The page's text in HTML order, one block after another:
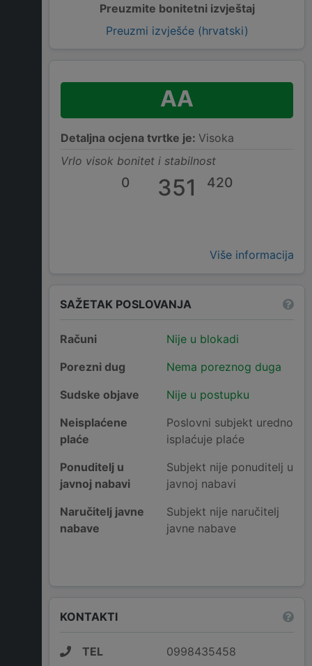
Preuzmite bonitetni izvještaj
Preuzmi izvješće (hrvatski)
AA
Detaljna ocjena tvrtke je: Visoka
Vrlo visok bonitet i stabilnost
0 351 420
Više informacija
SAŽETAK POSLOVANJA
Računi
Nije u blokadi
Porezni dug
Nema poreznog duga
Sudske objave
Nije u postupku
Neisplaćene
plaće
Poslovni subjekt uredno
isplaćuje plaće
Ponuditelj u
javnoj nabavi
Subjekt nije ponuditelj u
javnoj nabavi
Naručitelj javne
nabave
Subjekt nije naručitelj
javne nabave
KONTAKTI
TEL
0998435458